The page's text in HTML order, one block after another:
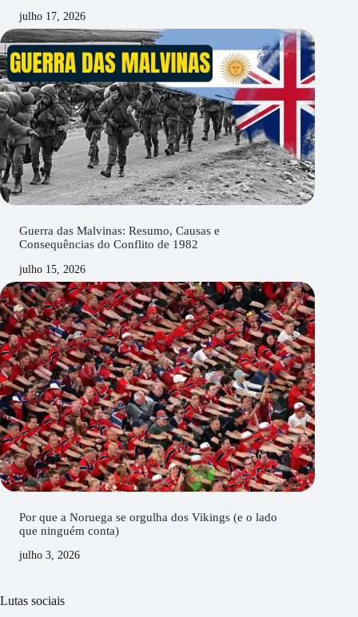
julho 17, 2026
Guerra das Malvinas: Resumo, Causas e
Consequências do Conflito de 1982
julho 15, 2026
Por que a Noruega se orgulha dos Vikings (e o lado
que ninguém conta)
julho 3, 2026
Lutas sociais